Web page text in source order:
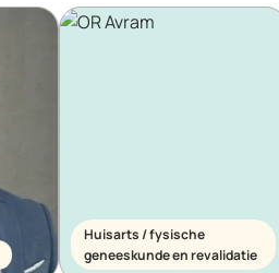
Huisarts / fysische
geneeskunde en revalidatie